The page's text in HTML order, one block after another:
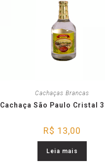
Cachaças Brancas
Cachaça São Paulo Cristal
R$ 13,00
Leia mais